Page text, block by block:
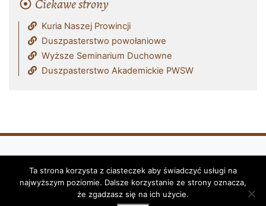
Ciekawe strony
Kuria Naszej Prowincji
Duszpasterstwo powołaniowe
Wyższe Seminarium Duchowne
Duszpasterstwo Akademickie PWSW
Klasztor i Parafia Franciszkanów - OFM
(Reformatów) w Przemyślu © 2026
Ta strona korzysta z ciasteczek aby świadczyć usługi na
najwyższym poziomie. Dalsze korzystanie ze strony oznacza,
że zgadzasz się na ich użycie.